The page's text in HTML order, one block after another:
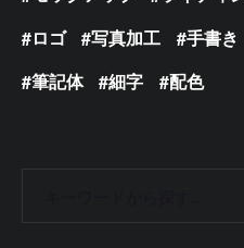
ロゴ
写真加工 手書き
筆記体
細字 配色